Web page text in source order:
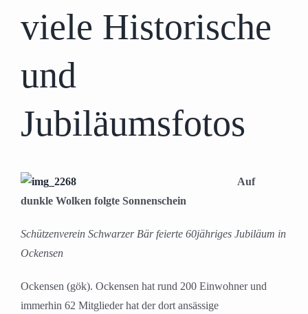
viele Historische
und
Jubiläumsfotos
Auf
dunkle Wolken folgte Sonnenschein
Schützenverein Schwarzer Bär feierte 60jähriges Jubiläum in
Ockensen
Ockensen (gök). Ockensen hat rund 200 Einwohner und
immerhin 62 Mitglieder hat der dort ansässige